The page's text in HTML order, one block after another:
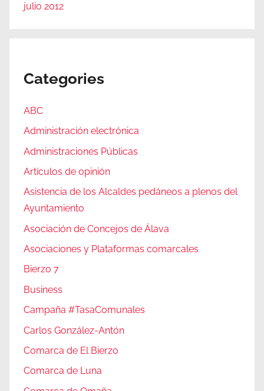
julio 2012
Categories
ABC
Administración electrónica
Administraciones Públicas
Artículos de opinión
Asistencia de los Alcaldes pedáneos a plenos del
Ayuntamiento
Asociación de Concejos de Álava
Asociaciones y Plataformas comarcales
Bierzo 7
Business
Campaña #TasaComunales
Carlos González-Antón
Comarca de El Bierzo
Comarca de Luna